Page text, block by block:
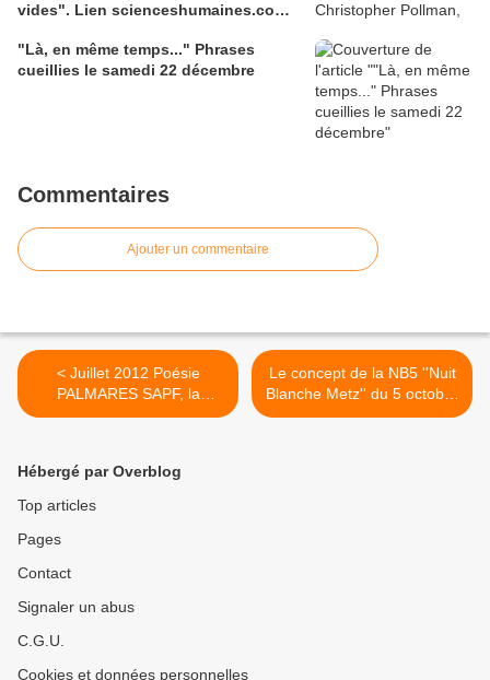
vides". Lien scienceshumaines.com,
Léotard, ''Le dressage des élites...''
"Là, en même temps..." Phrases
cueillies le samedi 22 décembre
Commentaires
Ajouter un commentaire
< Juillet 2012 Poésie
PALMARES SAPF, la
société des auteurs et
Le concept de la NB5 ''Nuit
Blanche Metz'' du 5 octobre
2012 implanté dès l'été, dès
Hébergé par Overblog
Top articles
Pages
Contact
Signaler un abus
C.G.U.
Cookies et données personnelles